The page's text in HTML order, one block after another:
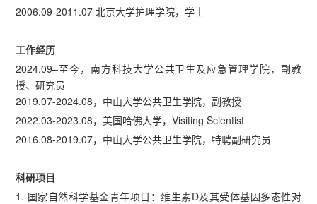
2006.09-2011.07 北京大学护理学院，学士
工作经历
2024.09–至今，南方科技大学公共卫生及应急管理学院，副教
授、研究员
2019.07-2024.08，中山大学公共卫生学院，副教授
2022.03-2023.08，美国哈佛大学，Visiting Scientist
2016.08-2019.07，中山大学公共卫生学院，特聘副研究员
科研项目
1. 国家自然科学基金青年项目：维生素D及其受体基因多态性对